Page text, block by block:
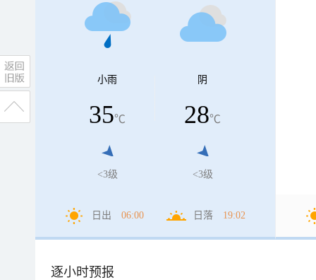
小雨
35℃
<3级
阴
28℃
<3级
日出 06:00 日落 19:02
逐小时预报